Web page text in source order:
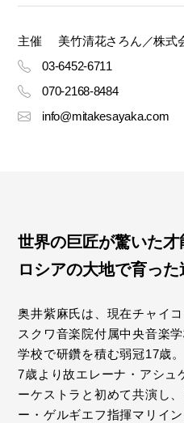
主催
美竹清花さろん／株式
03-6452-6711
070-2168-8484
info@mitakesayaka.com
世界の巨匠が驚いた才
ロシアの大地で育った
奥井紫麻氏は、現在チャイ
スクワ音楽院付属中央音楽
学校で研鑽を積む弱冠17歳。
7歳より故エレーナ・アシュ
ーケストラと初めて共演し
ー・ゲルギエフ指揮マリイ